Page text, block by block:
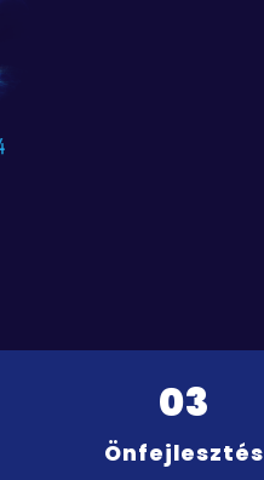
03
Önfejlesztés